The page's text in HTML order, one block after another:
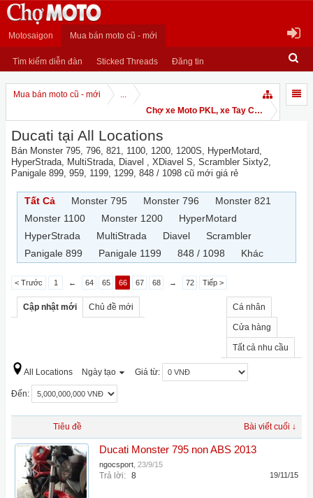
Motosaigon Mua bán moto cũ - mới
Tìm kiếm diễn đàn Sticked Threads Đăng tin
Mua bán moto cũ - mới
...
Chợ xe Moto PKL, xe Tay Côn
Ducati tại All Locations
Bán Monster 795, 796, 821, 1100, 1200, 1200S, HyperMotard,
HyperStrada, MultiStrada, Diavel , XDiavel S, Scrambler Sixty2,
Panigale 899, 959, 1199, 1299, 848 / 1098 cũ mới giá rẻ
Tất Cả Monster 795 Monster 796
Monster 821
Monster 1100
Monster 1200
HyperMotard
HyperStrada
MultiStrada Diavel
Scrambler
Panigale 899
Panigale 1199 848 / 1098 Khác
< Trước 1 ← 64 65 66 67 68 → 72 Tiếp >
Cập nhật mới Chủ đề mới Cá nhân
Cửa hàng
Tất cả nhu cầu
All Locations Ngày tạo Giá từ:
Đến:
Tiêu đề Bài viết cuối ↓
Ducati Monster 795 non ABS 2013
ngocsport 23/9/15
Trả lời: 8 19/11/15